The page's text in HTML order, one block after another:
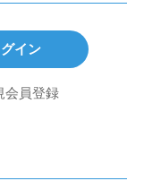
イン
会員登録